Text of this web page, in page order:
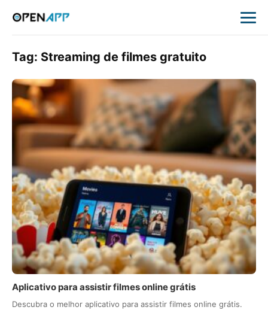
Tag: Streaming de filmes gratuito
Aplicativo para assistir filmes online grátis
Descubra o melhor aplicativo para assistir filmes online grátis.